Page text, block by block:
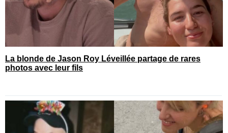
La blonde de Jason Roy Léveillée partage de rares
photos avec leur fils